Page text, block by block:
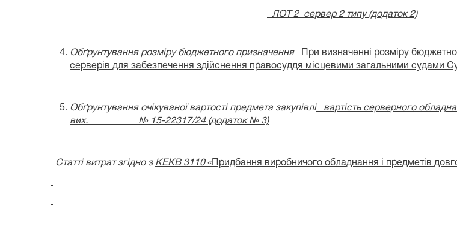
ЛОТ 2 сервер 2 типу (додаток 2)
Обґрунтування розміру бюджетного призначення
При визначенні розміру
серверів для забезпечення здійснення правосуддя місцевими загальними судами
Обґрунтування очікуваної вартості предмета закупівлівартість серверного
вих. № 15-22317/24 (додаток № 3)
Статті витрат згідно з KEKB 3110 «Придбання виробничого обладнання і предметів